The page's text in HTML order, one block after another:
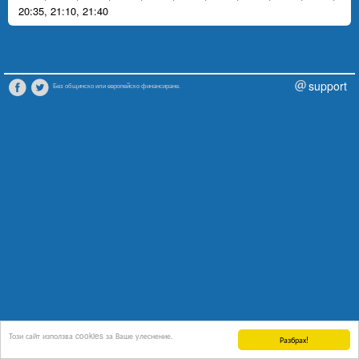
Разбрах!
Този сайт използва cookies за Ваше улеснение.
20:35, 21:10, 21:40
Без общинско или европейско финансиране. support